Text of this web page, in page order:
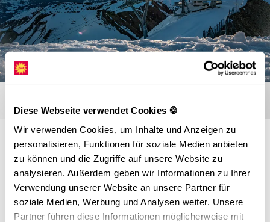
Diese Webseite verwendet Cookies 🍪
Wir verwenden Cookies, um Inhalte und Anzeigen zu
personalisieren, Funktionen für soziale Medien anbieten
zu können und die Zugriffe auf unsere Website zu
analysieren. Außerdem geben wir Informationen zu Ihrer
Verwendung unserer Website an unsere Partner für
soziale Medien, Werbung und Analysen weiter. Unsere
Partner führen diese Informationen möglicherweise mit
KLINGENSTOCK WINTER
Kraftvoll & urchig